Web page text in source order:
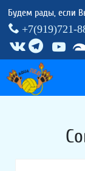
Будем рады, если
+7(919)721-